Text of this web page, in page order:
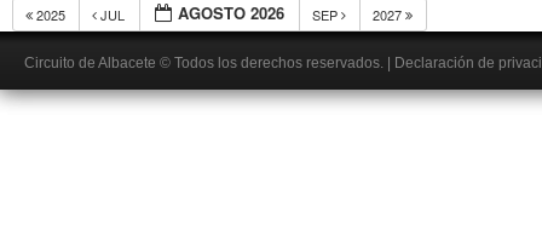
2025 JUL AGOSTO 2026 SEP 2027
Circuito de Albacete © Todos los derechos reservados. Declaración de